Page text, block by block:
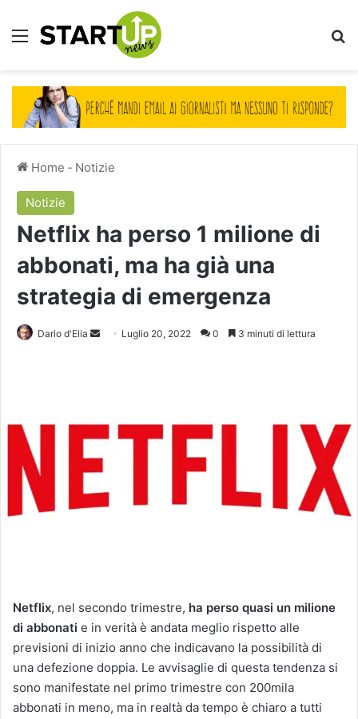
Menu
Home - Notizie
Notizie
Netflix ha perso 1 milione di
abbonati, ma ha già una
strategia di emergenza
Dario d'Elia
Invia Luglio 20, 2022 0 3 minuti di lettura
Netflix, nel secondo trimestre, ha perso quasi un milione
di abbonati e in verità è andata meglio rispetto alle
previsioni di inizio anno che indicavano la possibilità di
una defezione doppia. Le avvisaglie di questa tendenza si
sono manifestate nel primo trimestre con 200mila
abbonati in meno, ma in realtà da tempo è chiaro a tutti